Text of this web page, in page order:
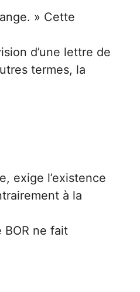
» Cette
d’une lettre de
termes, la
exige l’existence
à la
BOR ne fait